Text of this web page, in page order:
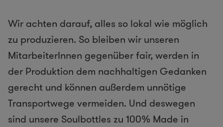
Wir achten darauf, alles so lokal wie möglich
zu produzieren. So bleiben wir unseren
MitarbeiterInnen gegenüber fair, werden in
der Produktion dem nachhaltigen Gedanken
gerecht und können außerdem unnötige
Transportwege vermeiden. Und deswegen
sind unsere Soulbottles zu 100% Made in